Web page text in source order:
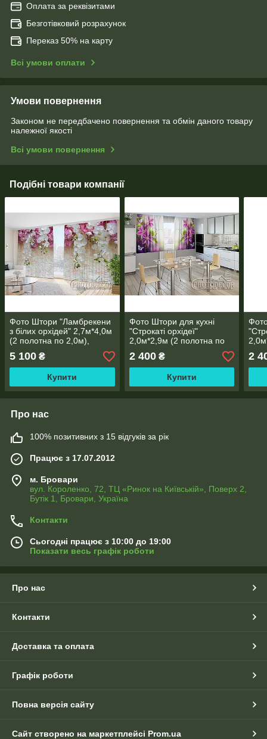
Оплата за реквізитами
Безготівковий розрахунок
Переказ 50% на карту
Всі умови оплати
Умови повернення
Законом не передбачено повернення та обмін даного товару
належної якості
Всі умови повернення
Подібні товари компанії
Фото Штори "Ламбрекени
з білих орхідей" 2,7м*4,0м
(2 полотна по 2,0м),
5 100 ₴
Купити
Фото Штори для кухні
"Строкаті орхідеї"
2,0м*2,9м (2 полотна по
2 400₴
Купити
2
Про нас
100% позитивних з 15 відгуків за рік
Працює з 17.07.2012
м. Бровари
вул. Короленко, 72, ТЦ «Ринок на Київській», Поверх 2,
Бутік 1, Бровари, Україна
Контакти
Сьогодні працює з 10:00 до 19:00
Показати весь графік роботи
Про нас
Контакти
Доставка та оплата
Графік роботи
Повна версія сайту
Сайт створено на маркетплейсі Prom.ua